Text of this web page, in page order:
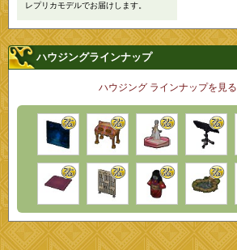
レプリカモデルでお届けします。
ハウジングラインナップ
ハウジング ラインナップを見る